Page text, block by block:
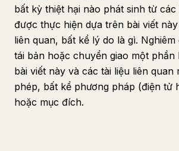
bất kỳ thiệt hại nào phát sinh từ
được thực hiện dựa trên bài viết
liên quan, bất kể lý do là gì.
tái bản hoặc chuyển giao một phần
bài viết này và các tài liệu liên quan
phép, bất kể phương pháp (điện tử
hoặc mục đích.